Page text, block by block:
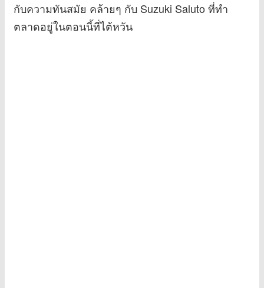
กับความทันสมัย คล้ายๆ กับ Suzuki Saluto ที่ทำ
ตลาดอยู่ในตอนนี้ที่ไต้หวัน